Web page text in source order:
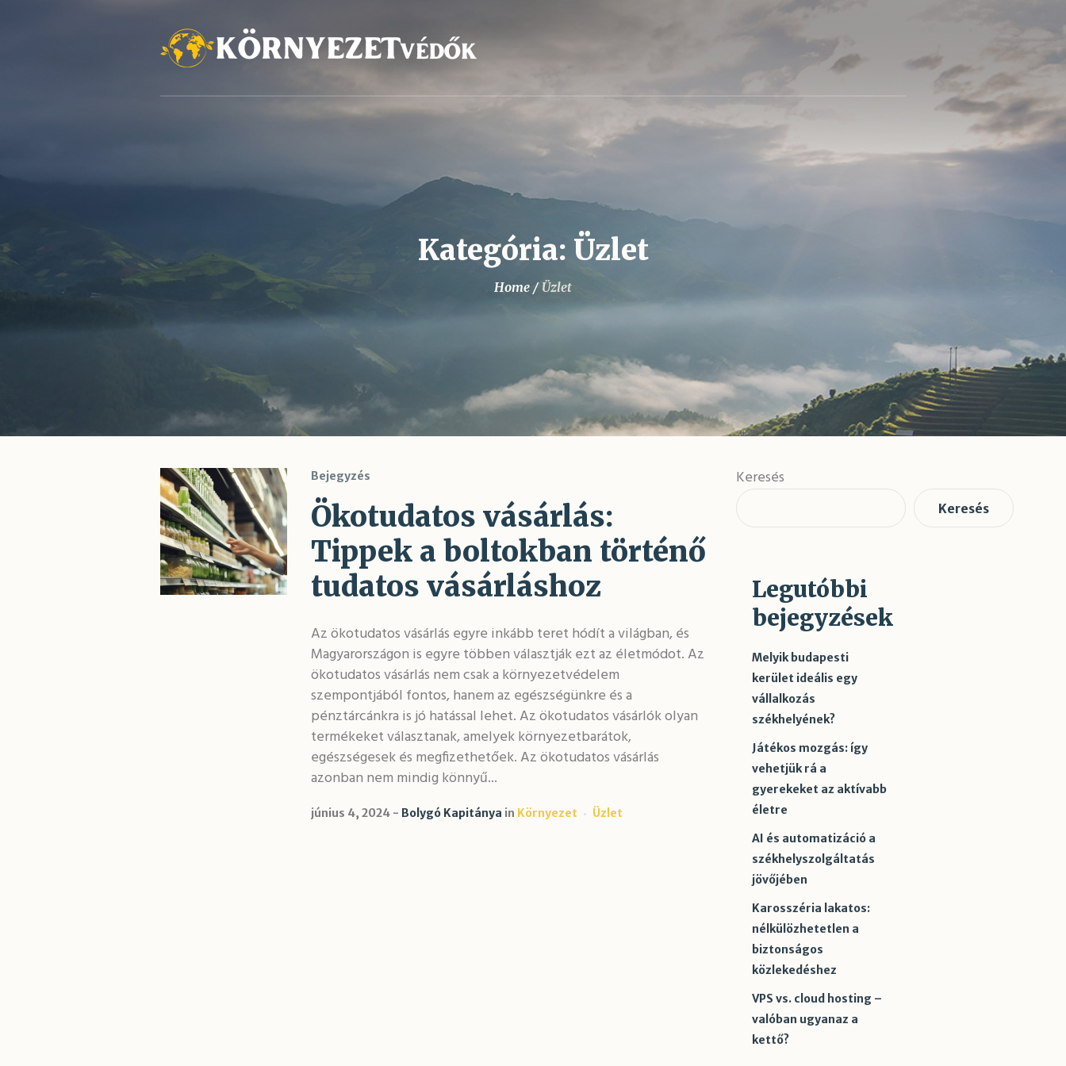
Kategória: Üzlet
Home / Üzlet
Bejegyzés
Ökotudatos vásárlás:
Tippek a boltokban történő
tudatos vásárláshoz
Az ökotudatos vásárlás egyre inkább teret hódít a világban, és
Magyarországon is egyre többen választják ezt az életmódot. Az
ökotudatos vásárlás nem csak a környezetvédelem
szempontjából fontos, hanem az egészségünkre és a
pénztárcánkra is jó hatással lehet. Az ökotudatos vásárlók olyan
termékeket választanak, amelyek környezetbarátok,
egészségesek és megfizethetőek. Az ökotudatos vásárlás
azonban nem mindig könnyű...
június 4, 2024 Bolygó Kapitánya in Környezet Üzlet
Keresés
Keresés
Legutóbbi
bejegyzések
Melyik budapesti
kerület ideális egy
vállalkozás
székhelyének?
Játékos mozgás: így
vehetjük rá a
gyerekeket az aktívabb
életre
AI és automatizáció a
székhelyszolgáltatás
jövőjében
Karosszéria lakatos:
nélkülözhetetlen a
biztonságos
közlekedéshez
VPS vs. cloud hosting –
valóban ugyanaz a
kettő?